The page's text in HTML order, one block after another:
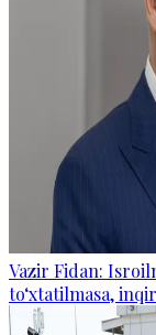
Vazir Fidan:
to‘xtatilmasa,